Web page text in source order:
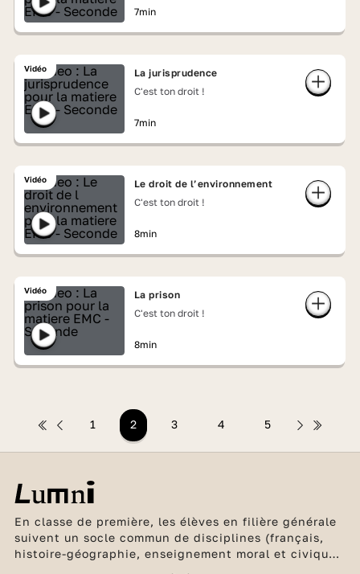
7min
Vidéo
La jurisprudence
C'est ton droit !
7min
Vidéo
Le droit de l’environnement
C'est ton droit !
8min
Vidéo
La prison
C'est ton droit !
8min
1 2 3 4 5
En classe de première, les élèves en filière générale
suivent un socle commun de disciplines (français,
histoire-géographie, enseignement moral et civique,